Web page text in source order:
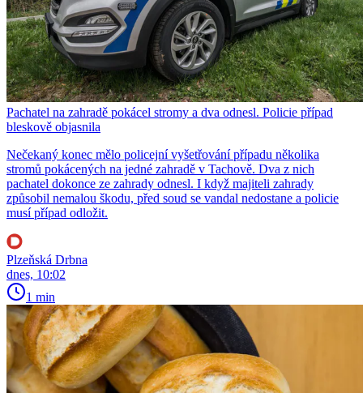
Pachatel na zahradě pokácel stromy a dva odnesl. Policie případ
bleskově objasnila
Nečekaný konec mělo policejní vyšetřování případu několika
stromů pokácených na jedné zahradě v Tachově. Dva z nich
pachatel dokonce ze zahrady odnesl. I když majiteli zahrady
způsobil nemalou škodu, před soud se vandal nedostane a policie
musí případ odložit.
Plzeňská Drbna
dnes, 10:02
1 min